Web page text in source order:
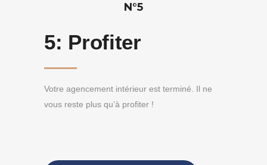
N°5
5: Profiter
Votre agencement intérieur est terminé. Il ne
vous reste plus qu’à profiter !